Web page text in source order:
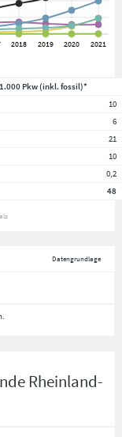
Pkw (inkl. fossil)*
10
6
21
10
0,2
48
Datengrundlage
Rheinland-